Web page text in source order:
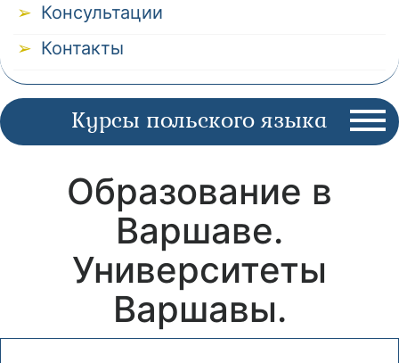
Консультации
Контакты
Курсы польского языка
Образование в
Варшаве.
Университеты
Варшавы.